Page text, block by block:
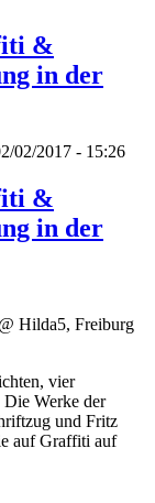
&
in der
02/2017 - 15:26
&
in der
Hilda5, Freiburg
vier
Werke der
und Fritz
auf Graffiti auf